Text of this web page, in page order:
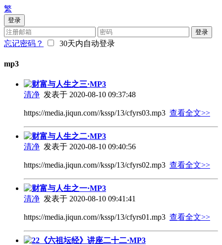
繁
登录
登录
忘记密码？ 30天内自动登录
mp3
财富与人生之三·MP3
清净 发表于 2020-08-10 09:37:48
https://media.jiqun.com//kssp/13/cfyrs03.mp3 查看全文>>
财富与人生之二·MP3
清净 发表于 2020-08-10 09:40:56
https://media.jiqun.com//kssp/13/cfyrs02.mp3 查看全文>>
财富与人生之一·MP3
清净 发表于 2020-08-10 09:41:41
https://media.jiqun.com//kssp/13/cfyrs01.mp3 查看全文>>
22《六祖坛经》讲座二十二·MP3